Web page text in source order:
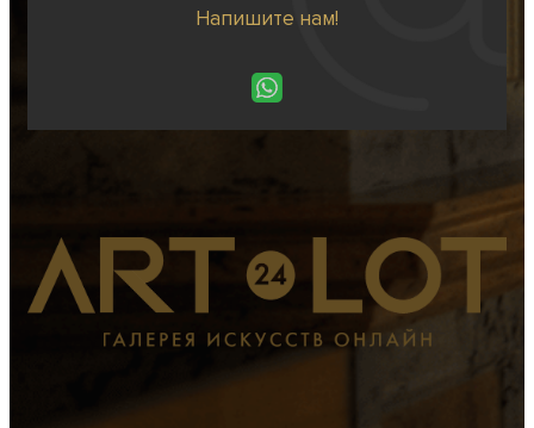
Напишите нам!